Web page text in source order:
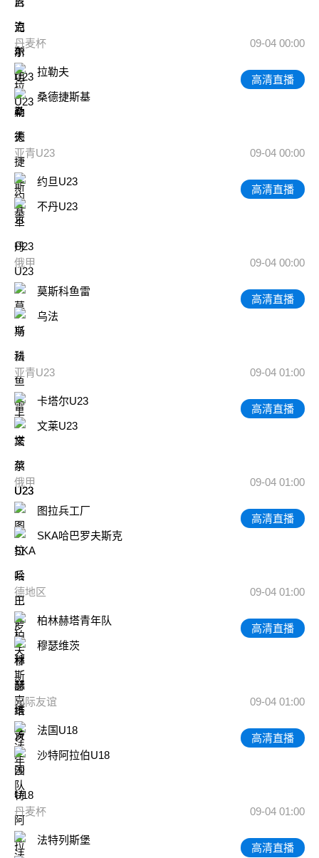
丹麦杯 09-04 00:00
拉勒夫
桑德捷斯基
高清直播
亚青U23 09-04 00:00
约旦U23
不丹U23
高清直播
俄甲 09-04 00:00
莫斯科鱼雷
乌法
高清直播
亚青U23 09-04 01:00
卡塔尔U23
文莱U23
高清直播
俄甲 09-04 01:00
图拉兵工厂
SKA哈巴罗夫斯克
高清直播
德地区 09-04 01:00
柏林赫塔青年队
穆瑟维茨
高清直播
国际友谊 09-04 01:00
法国U18
沙特阿拉伯U18
高清直播
丹麦杯 09-04 01:00
法特列斯堡
高清直播